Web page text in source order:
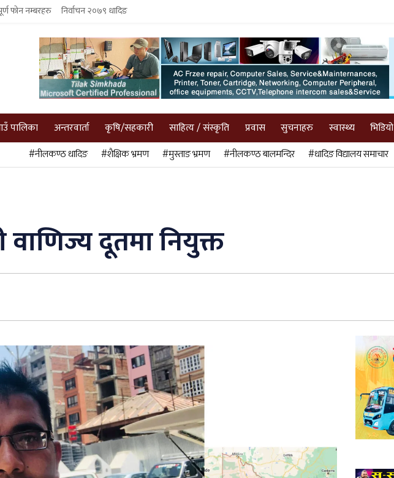
फोन नम्बरहरु निर्वाचन २०७९ धादिङ
पालिका अन्तरवार्ता कृषि/सहकारी साहित्य / संस्कृति प्रवास सुचनाहरु स्वास्थ्य भिडियो
#नीलकण्ठ धादिङ #शैक्षिक भ्रमण #मुस्ताङ भ्रमण #नीलकण्ठ बालमन्दिर #धादिङ विद्यालय समाचार
दूतमा नियुक्त